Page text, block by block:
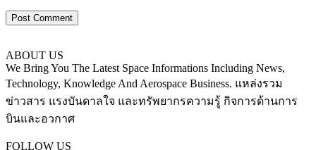
ABOUT US
We Bring You The Latest Space Informations Including News,
Technology, Knowledge And Aerospace Business. แหล่งรวม
ข่าวสาร แรงบันดาลใจ และทรัพยากรความรู้ กิจการด้านการ
บินและอวกาศ
FOLLOW US